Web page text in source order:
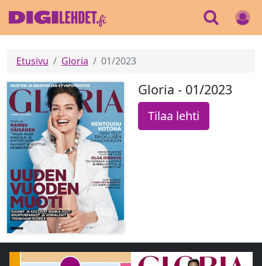
Etusivu Gloria 01/2023
Gloria - 01/2023
Tilaa lehti